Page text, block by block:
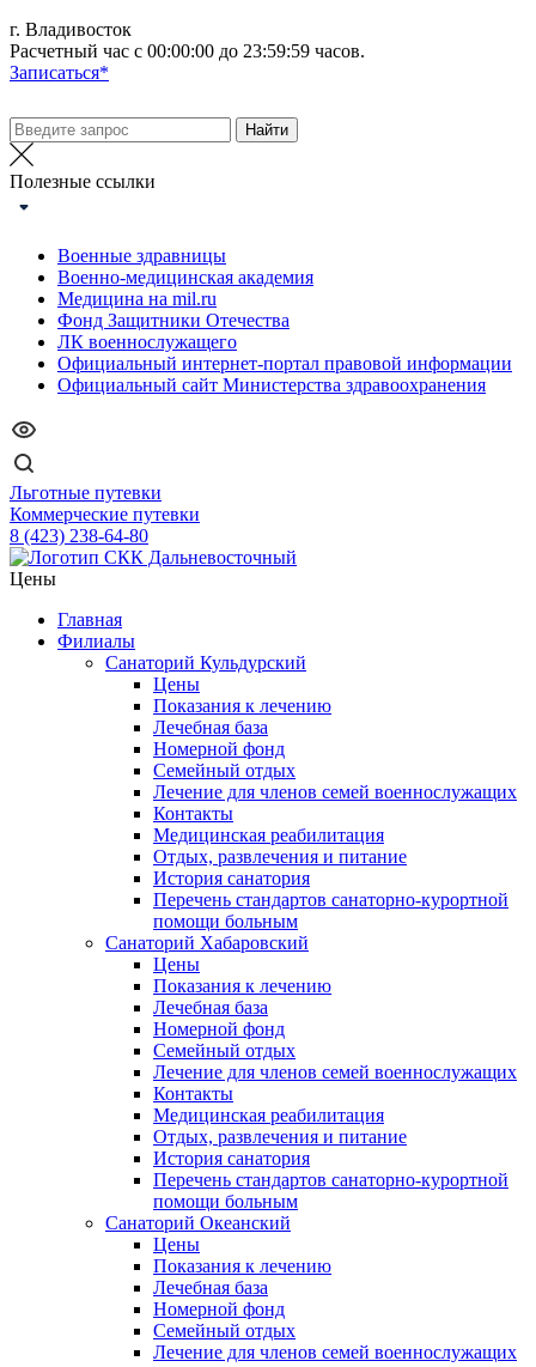
г. Владивосток
Расчетный час с 00:00:00 до 23:59:59 часов.
Записаться*
Полезные ссылки
Военные здравницы
Военно-медицинская академия
Медицина на mil.ru
Фонд Защитники Отечества
ЛК военнослужащего
Официальный интернет-портал правовой информации
Официальный сайт Министерства здравоохранения
Льготные путевки
Коммерческие путевки
8 (423) 238-64-80
Цены
Главная
Филиалы
Санаторий Кульдурский
Цены
Показания к лечению
Лечебная база
Номерной фонд
Семейный отдых
Лечение для членов семей военнослужащих
Контакты
Медицинская реабилитация
Отдых, развлечения и питание
История санатория
Перечень стандартов санаторно-курортной
помощи больным
Санаторий Хабаровский
Цены
Показания к лечению
Лечебная база
Номерной фонд
Семейный отдых
Лечение для членов семей военнослужащих
Контакты
Медицинская реабилитация
Отдых, развлечения и питание
История санатория
Перечень стандартов санаторно-курортной
помощи больным
Санаторий Океанский
Цены
Показания к лечению
Лечебная база
Номерной фонд
Семейный отдых
Лечение для членов семей военнослужащих